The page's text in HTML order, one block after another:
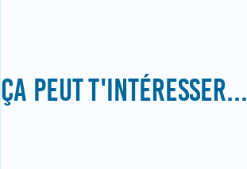
ÇA PEUT T'INTÉRESSER...